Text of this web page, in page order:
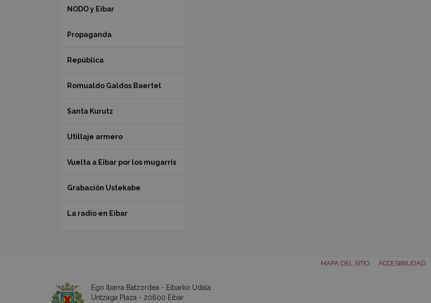
NODO y Eibar
Propaganda
República
Romualdo Galdos Baertel
Santa Kurutz
Utillaje armero
Vuelta a Eibar por los mugarris
Grabación Ustekabe
La radio en Eibar
MAPA DEL SITIO ACCESIBILIDAD
Ego Ibarra Batzordea - Eibarko Udala
Untzaga Plaza - 20600 Eibar